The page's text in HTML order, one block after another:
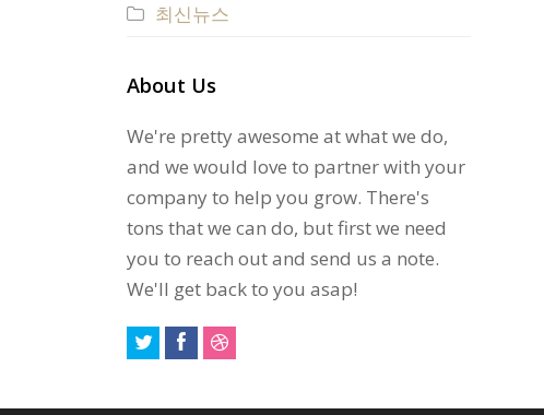
최신뉴스
About Us
We're pretty awesome at what we do,
and we would love to partner with your
company to help you grow. There's
tons that we can do, but first we need
you to reach out and send us a note.
We'll get back to you asap!